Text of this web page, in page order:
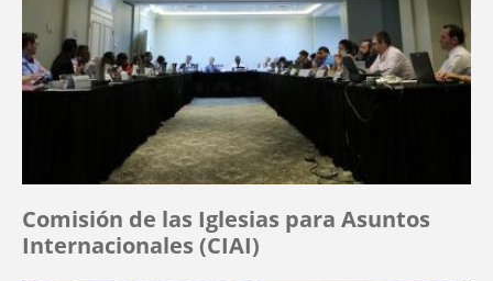
Comisión de las Iglesias para Asuntos
Internacionales (CIAI)